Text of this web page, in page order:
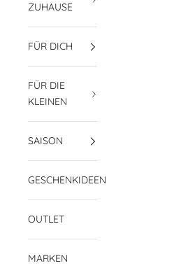
ZUHAUSE
FÜR DICH
FÜR DIE
KLEINEN
SAISON
GESCHENKIDEEN
OUTLET
MARKEN